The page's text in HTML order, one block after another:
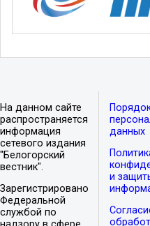
На данном сайте
распространяется
информация
сетевого издания
"Белогорский
вестник".
Зарегистрировано
Федеральной
службой по
данных
и